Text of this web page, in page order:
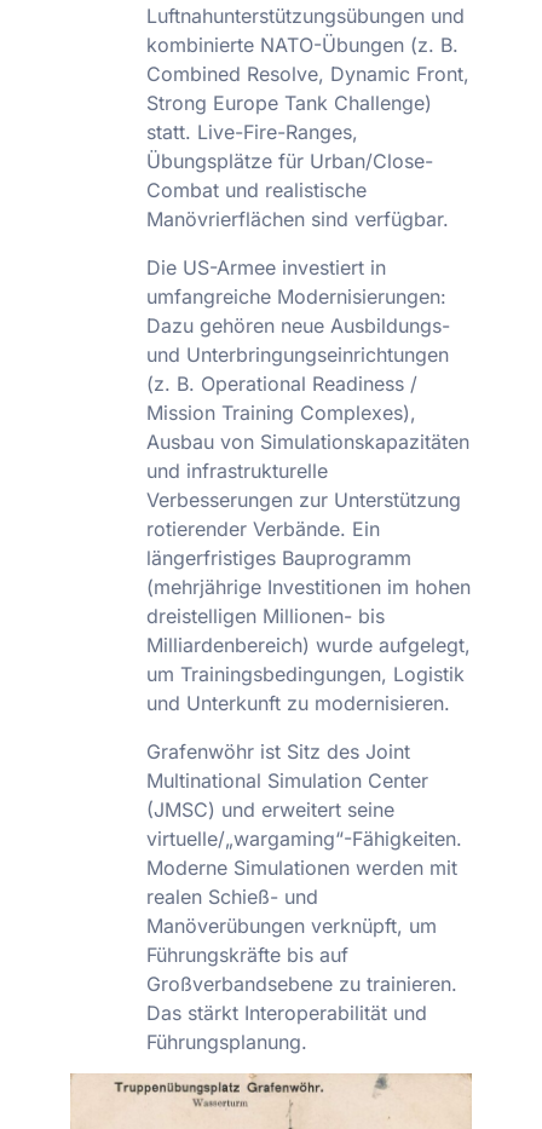
Luftnahunterstützungsübungen und
kombinierte NATO-Übungen (z. B.
Combined Resolve, Dynamic Front,
Strong Europe Tank Challenge)
statt. Live-Fire-Ranges,
Übungsplätze für Urban/Close-
Combat und realistische
Manövrierflächen sind verfügbar.
Die US-Armee investiert in
umfangreiche Modernisierungen:
Dazu gehören neue Ausbildungs-
und Unterbringungseinrichtungen
(z. B. Operational Readiness /
Mission Training Complexes),
Ausbau von Simulationskapazitäten
und infrastrukturelle
Verbesserungen zur Unterstützung
rotierender Verbände. Ein
längerfristiges Bauprogramm
(mehrjährige Investitionen im hohen
dreistelligen Millionen- bis
Milliardenbereich) wurde aufgelegt,
um Trainingsbedingungen, Logistik
und Unterkunft zu modernisieren.
Grafenwöhr ist Sitz des Joint
Multinational Simulation Center
(JMSC) und erweitert seine
virtuelle/„wargaming“-Fähigkeiten.
Moderne Simulationen werden mit
realen Schieß- und
Manöverübungen verknüpft, um
Führungskräfte bis auf
Großverbandsebene zu trainieren.
Das stärkt Interoperabilität und
Führungsplanung.